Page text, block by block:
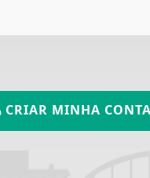
CRIAR MINHA CONTA